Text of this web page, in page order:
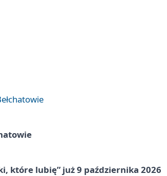
które lubię” już 9 października 2026